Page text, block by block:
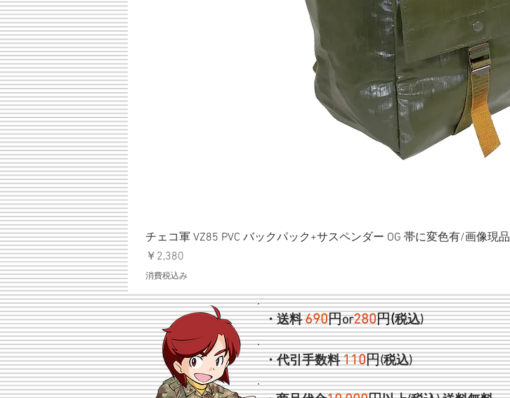
チェコ軍 VZ85 PVC バックパック+サスペンダー OG 帯に変色有/画像現品
価格
￥2,380
消費税込み
・送料690円or280円(税込)
・代引手数料110円(税込)